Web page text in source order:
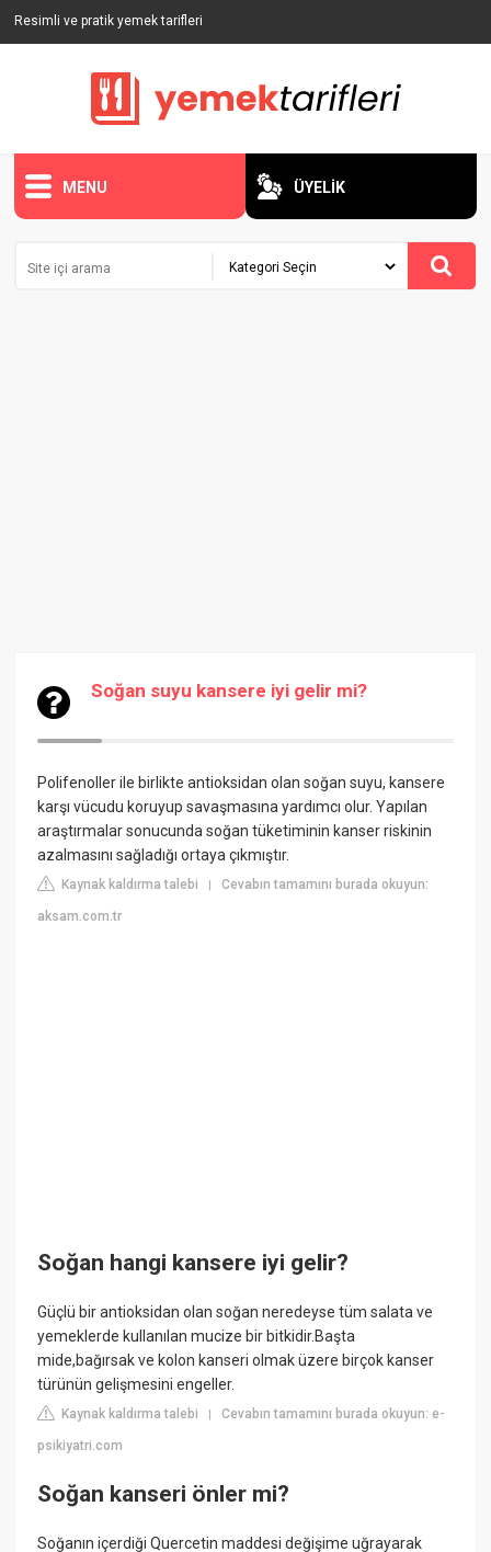
Resimli ve pratik yemek tarifleri
MENU ÜYELİK
Soğan suyu kansere iyi gelir mi?
Polifenoller ile birlikte antioksidan olan soğan suyu, kansere
karşı vücudu koruyup savaşmasına yardımcı olur. Yapılan
araştırmalar sonucunda soğan tüketiminin kanser riskinin
azalmasını sağladığı ortaya çıkmıştır.
Kaynak kaldırma talebi |Cevabın tamamını burada okuyun:
aksam.com.tr
Soğan hangi kansere iyi gelir?
Güçlü bir antioksidan olan soğan neredeyse tüm salata ve
yemeklerde kullanılan mucize bir bitkidir.Başta
mide,bağırsak ve kolon kanseri olmak üzere birçok kanser
türünün gelişmesini engeller.
Kaynak kaldırma talebi |Cevabın tamamını burada okuyun: e-
psikiyatri.com
Soğan kanseri önler mi?
Soğanın içerdiği Quercetin maddesi değişime uğrayarak